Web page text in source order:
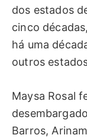
dos estados
cinco
há uma
outros
Maysa Rosal
Barros,